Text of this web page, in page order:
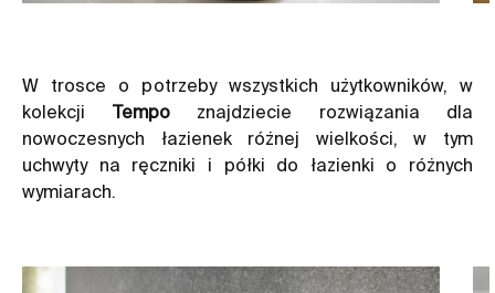
W trosce o potrzeby wszystkich użytkowników, w
kolekcji Tempoznajdziecie rozwiązania dla
nowoczesnych łazienek różnej wielkości, w tym
uchwyty na ręczniki i półki do łazienki o różnych
wymiarach.